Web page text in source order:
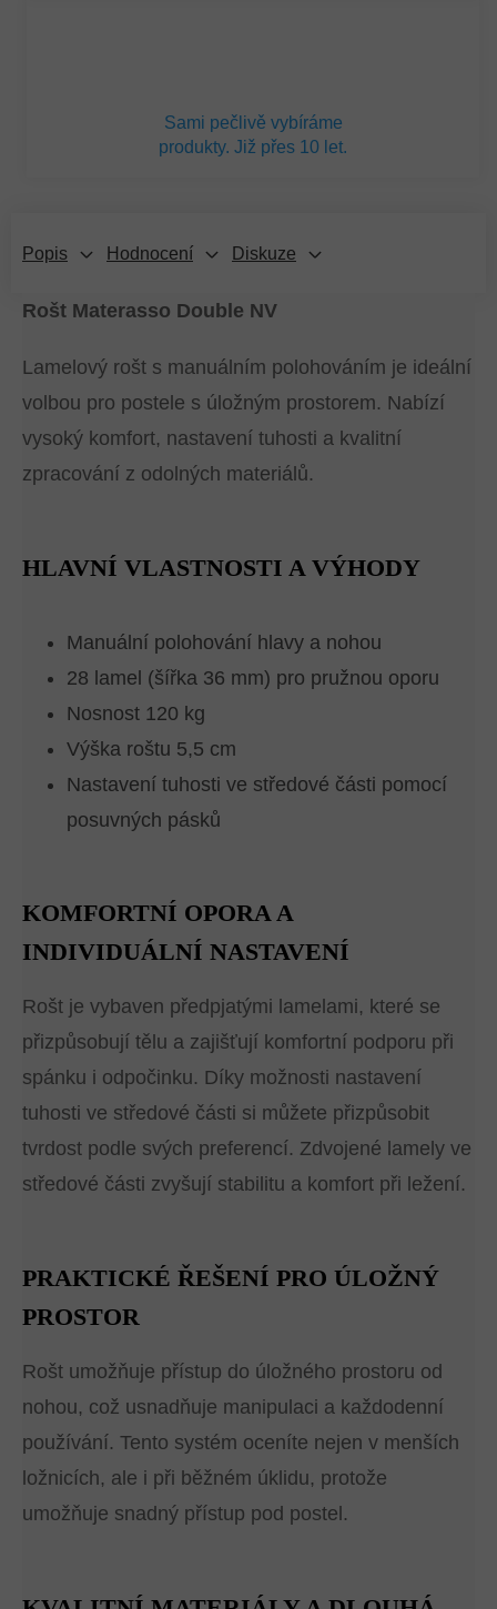
Sami pečlivě vybíráme
produkty. Již přes 10 let.
Popis Hodnocení Diskuze
Rošt Materasso Double NV
Lamelový rošt s manuálním polohováním je ideální
volbou pro postele s úložným prostorem. Nabízí
vysoký komfort, nastavení tuhosti a kvalitní
zpracování z odolných materiálů.
HLAVNÍ VLASTNOSTI A VÝHODY
Manuální polohování hlavy a nohou
28 lamel (šířka 36 mm) pro pružnou oporu
Nosnost 120 kg
Výška roštu 5,5 cm
Nastavení tuhosti ve středové části pomocí
posuvných pásků
KOMFORTNÍ OPORA A
INDIVIDUÁLNÍ NASTAVENÍ
Rošt je vybaven předpjatými lamelami, které se
přizpůsobují tělu a zajišťují komfortní podporu při
spánku i odpočinku. Díky možnosti nastavení
tuhosti ve středové části si můžete přizpůsobit
tvrdost podle svých preferencí. Zdvojené lamely ve
středové části zvyšují stabilitu a komfort při ležení.
PRAKTICKÉ ŘEŠENÍ PRO ÚLOŽNÝ
PROSTOR
Rošt umožňuje přístup do úložného prostoru od
nohou, což usnadňuje manipulaci a každodenní
používání. Tento systém oceníte nejen v menších
ložnicích, ale i při běžném úklidu, protože
umožňuje snadný přístup pod postel.